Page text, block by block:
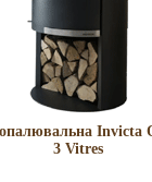
Invicta
3 Vitres